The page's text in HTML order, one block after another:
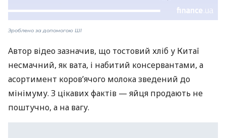
Зроблено за допомогою ШІ
Автор відео зазначив, що тостовий хліб у Китаї
несмачний, як вата, і набитий консервантами, а
асортимент коров’ячого молока зведений до
мінімуму. З цікавих фактів — яйця продають не
поштучно, а на вагу.